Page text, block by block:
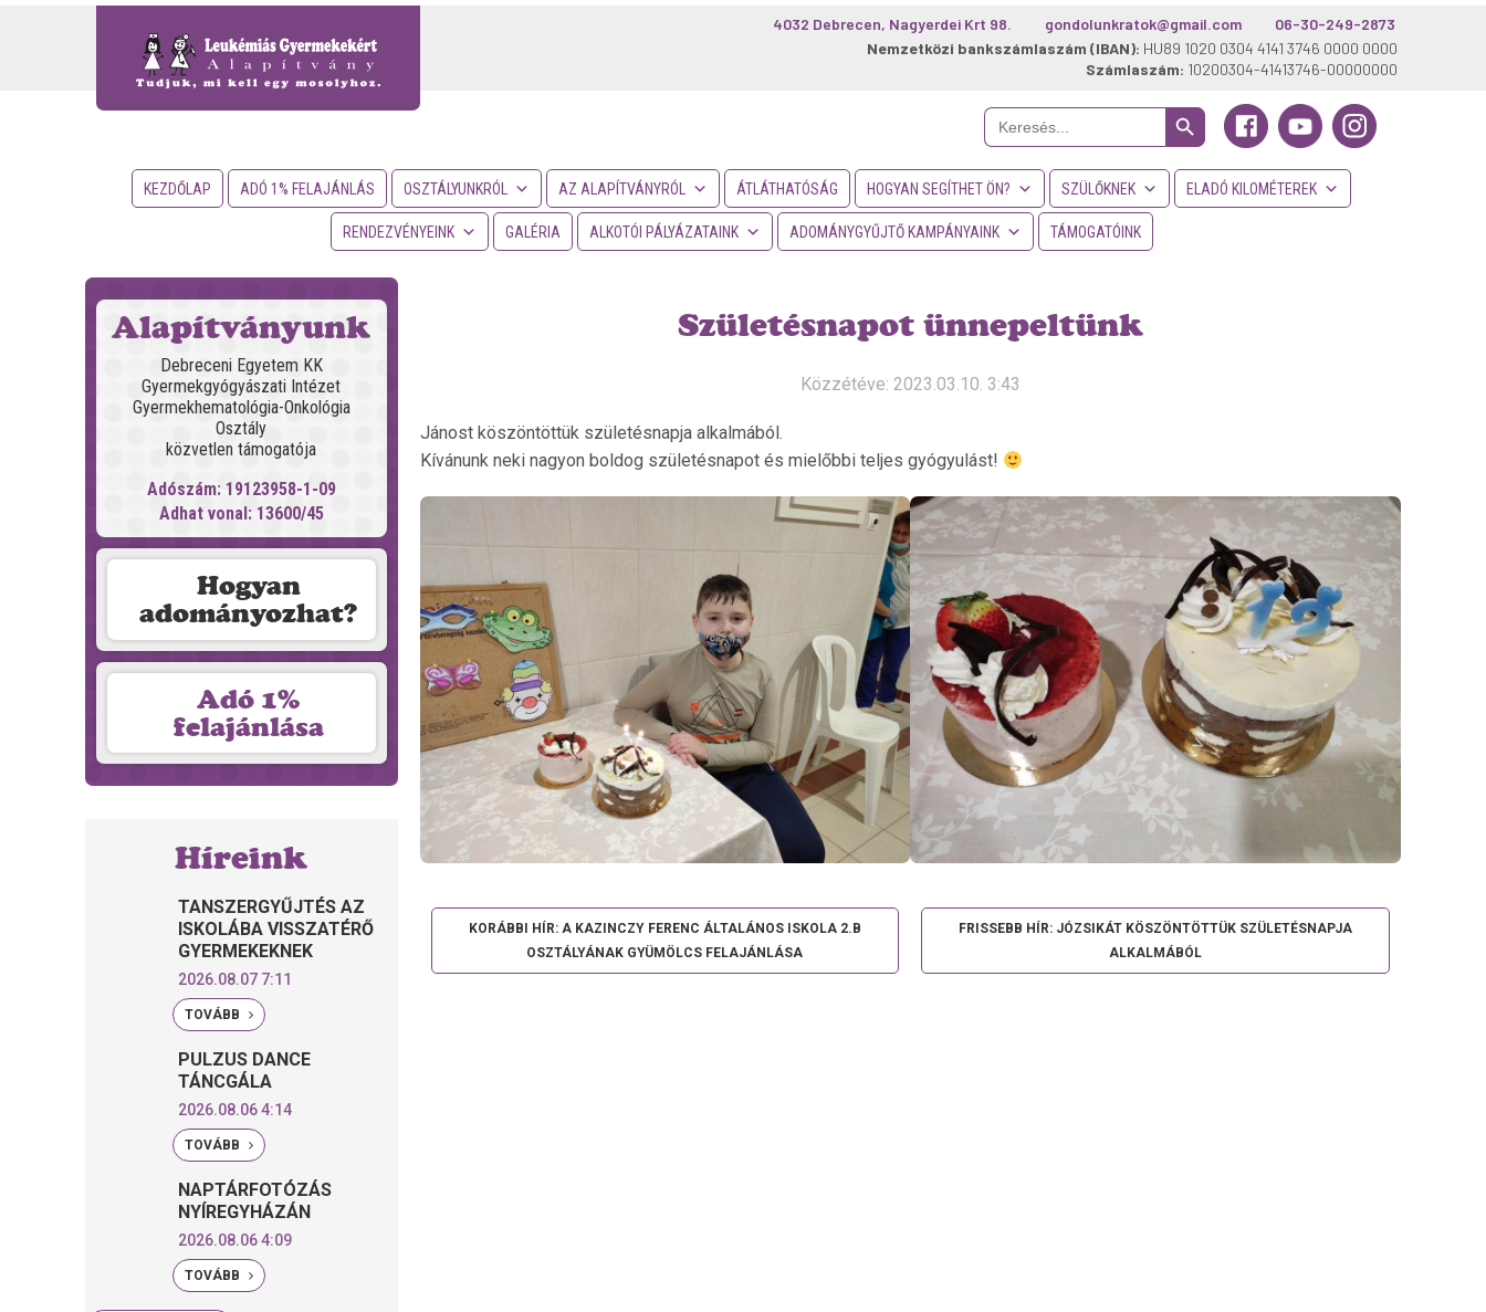
06-30-249-2873
gondolunkratok@gmail.com
4032 Debrecen, Nagyerdei Krt 98.
Nemzetközi bankszámlaszám (IBAN): HU89 1020 0304 4141 3746 0000 0000
Számlaszám: 10200304-41413746-00000000
Search
for:
Search Button
KEZDŐLAP ADÓ 1% FELAJÁNLÁS OSZTÁLYUNKRÓL AZ ALAPÍTVÁNYRÓL ÁTLÁTHATÓSÁG HOGYAN SEGÍTHET ÖN? SZÜLŐKNEK ELADÓ KILOMÉTEREK
RENDEZVÉNYEINK GALÉRIA ALKOTÓI PÁLYÁZATAINK ADOMÁNYGYŰJTŐ KAMPÁNYAINK TÁMOGATÓINK
Alapítványunk
Debreceni Egyetem KK
Gyermekgyógyászati Intézet
Gyermekhematológia-Onkológia
Osztály
közvetlen támogatója
Adószám: 19123958-1-09
Adhat vonal: 13600/45
Hogyan
adományozhat?
Adó 1%
felajánlása
Híreink
TANSZERGYŰJTÉS AZ
ISKOLÁBA VISSZATÉRŐ
GYERMEKEKNEK
2026.08.07 7:11
TOVÁBB
PULZUS DANCE
TÁNCGÁLA
2026.08.06 4:14
TOVÁBB
NAPTÁRFOTÓZÁS
NYÍREGYHÁZÁN
2026.08.06 4:09
TOVÁBB
Születésnapot ünnepeltünk
Közzétéve: 2023.03.10. 3:43
Jánost köszöntöttük születésnapja alkalmából.
Kívánunk neki nagyon boldog születésnapot és mielőbbi teljes gyógyulást!
KORÁBBI HÍR: A KAZINCZY FERENC ÁLTALÁNOS ISKOLA 2.B
OSZTÁLYÁNAK GYÜMÖLCS FELAJÁNLÁSA
FRISSEBB HÍR: JÓZSIKÁT KÖSZÖNTÖTTÜK SZÜLETÉSNAPJA
ALKALMÁBÓL